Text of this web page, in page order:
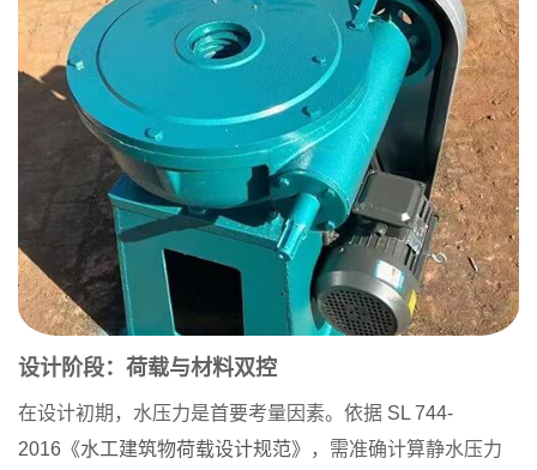
设计阶段：荷载与材料双控
在设计初期，水压力是首要考量因素。依据 SL 744-
2016《水工建筑物荷载设计规范》
，需准确计算静水压力